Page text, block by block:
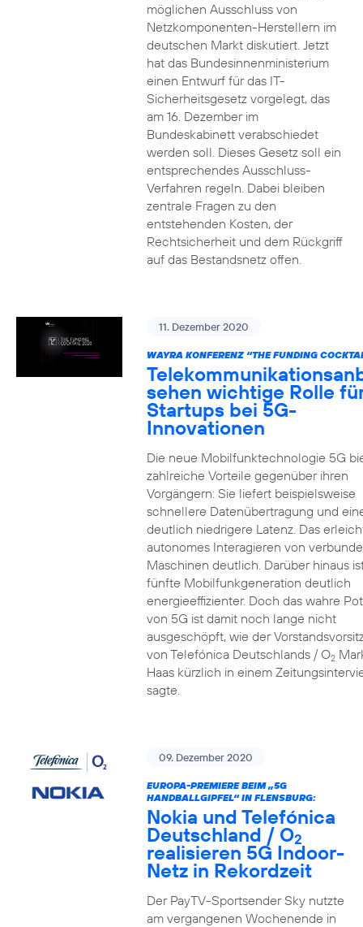
möglichen Ausschluss von
Netzkomponenten-Herstellern im
deutschen Markt diskutiert. Jetzt
hat das Bundesinnenministerium
einen Entwurf für das IT-
Sicherheitsgesetz vorgelegt, das
am 16. Dezember im
Bundeskabinett verabschiedet
werden soll. Dieses Gesetz soll ein
entsprechendes Ausschluss-
Verfahren regeln. Dabei bleiben
zentrale Fragen zu den
entstehenden Kosten, der
Rechtsicherheit und dem Rückgriff
auf das Bestandsnetz offen.
11. Dezember 2020
WAYRA KONFERENZ “THE FUNDING
sehen wichtige Rolle
Startups bei 5G-
Innovationen
Die neue Mobilfunktechnologie 5G
zahlreiche Vorteile gegenüber ihren
Vorgängern: Sie liefert beispielsweise
schnellere Datenübertragung und
deutlich niedrigere Latenz. Das
autonomes Interagieren von
Maschinen deutlich. Darüber hinaus
fünfte Mobilfunkgeneration deutlich
energieeffizienter. Doch das wahre
von 5G ist damit noch lange nicht
ausgeschöpft, wie der
von Telefónica Deutschlands / O2
Haas kürzlich in einem
sagte.
09. Dezember 2020
EUROPA-PREMIERE BEIM „5G
HANDBALLGIPFEL“ IN FLENSBURG:
Nokia und Telefónica
Deutschland / O2
realisieren 5G Indoor-
Netz in Rekordzeit
Der PayTV-Sportsender Sky nutzte
am vergangenen Wochenende in